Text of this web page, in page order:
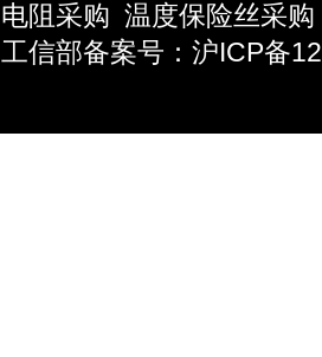
电阻采购 温度保险丝采购
工信部备案号：沪ICP备